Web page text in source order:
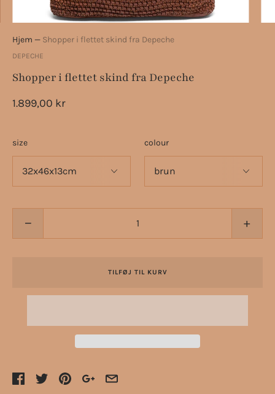
Hjem — Shopper i flettet skind fra Depeche
DEPECHE
Shopper i flettet skind fra Depeche
1.899,00 kr
size colour
− +
TILFØJ TIL KURV